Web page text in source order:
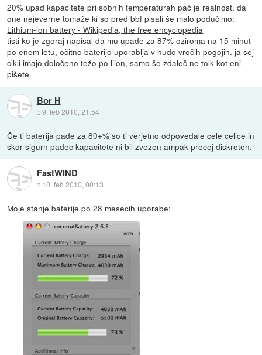
20% upad kapacitete pri sobnih temperaturah pač je realnost. da
one nejeverne tomaže ki so pred bbf pisali še malo podučimo:
Lithium-ion battery - Wikipedia, the free encyclopedia
tisti ko je zgoraj napisal da mu upade za 87% oziroma na 15 minut
po enem letu, očitno baterijo uporablja v hudo vročih pogojih. ja sej
cikli imajo določeno težo po liion, samo še zdaleč ne tolk kot eni
pišete.
Bor H
::9. feb 2010, 21:54
Če ti baterija pade za 80+% so ti verjetno odpovedale cele celice in
skor sigurn padec kapacitete ni bil zvezen ampak precej diskreten.
FastWIND
:: 10. feb 2010, 00:13
Moje stanje baterije po 28 mesecih uporabe: